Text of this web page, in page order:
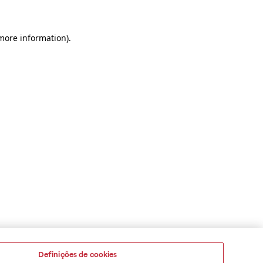
information).
Definições de cookies